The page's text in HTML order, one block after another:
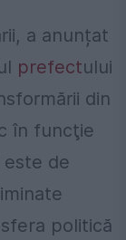
a anunțat
prefectului
din
în funcţie
de
politică